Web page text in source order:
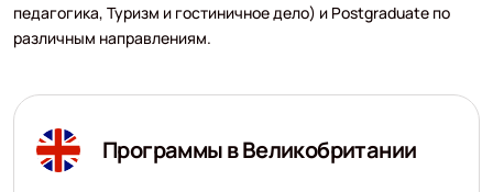
педагогика, Туризм и гостиничное дело) и Postgraduate по
различным направлениям.
Программы в Великобритании